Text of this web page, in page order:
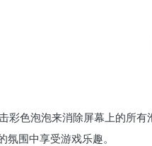
彩色泡泡来消除屏幕上的所有
围中享受游戏乐趣。